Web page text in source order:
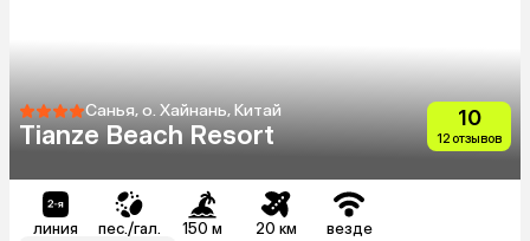
Санья, о. Хайнань, Китай
Tianze Beach Resort
10
12 отзывов
линия пес./гал. 150 м 20 км везде